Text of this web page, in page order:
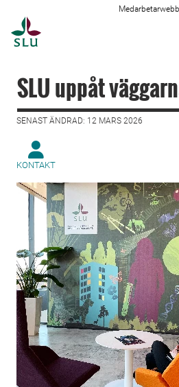
SLU uppåt
SENAST ÄNDRAD: 12 MARS 2026
KONTAKT